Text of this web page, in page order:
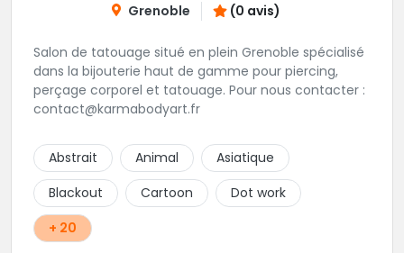
Grenoble (0 avis)
Salon de tatouage situé en plein Grenoble spécialisé
dans la bijouterie haut de gamme pour piercing,
perçage corporel et tatouage. Pour nous contacter :
contact@karmabodyart.fr
Abstrait Animal
Asiatique
Blackout
Cartoon
Dot work
+ 20